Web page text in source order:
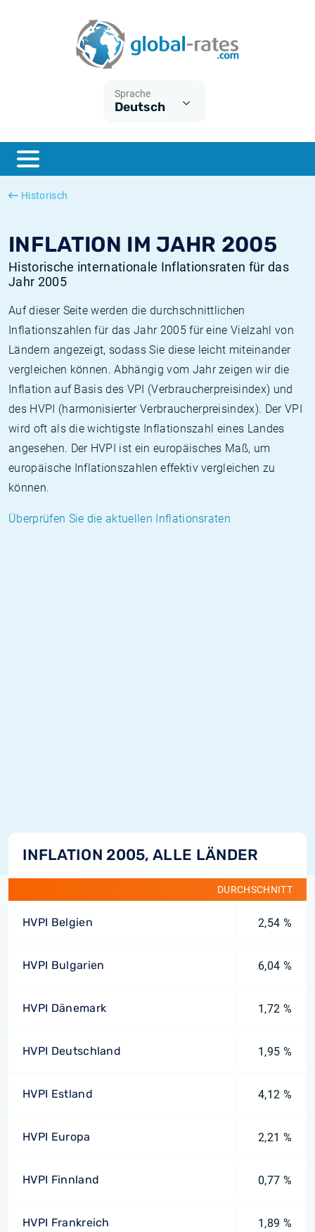
Sprache
Deutsch
Historisch
INFLATION IM JAHR 2005
Historische internationale Inflationsraten für das
Jahr 2005
Auf dieser Seite werden die durchschnittlichen
Inflationszahlen für das Jahr 2005 für eine Vielzahl von
Ländern angezeigt, sodass Sie diese leicht miteinander
vergleichen können. Abhängig vom Jahr zeigen wir die
Inflation auf Basis des VPI (Verbraucherpreisindex) und
des HVPI (harmonisierter Verbraucherpreisindex). Der VPI
wird oft als die wichtigste Inflationszahl eines Landes
angesehen. Der HVPI ist ein europäisches Maß, um
europäische Inflationszahlen effektiv vergleichen zu
können.
Überprüfen Sie die aktuellen Inflationsraten
INFLATION 2005, ALLE LÄNDER
DURCHSCHNITT
HVPI Belgien 2,54 %
HVPI Bulgarien 6,04 %
HVPI Dänemark 1,72 %
HVPI Deutschland 1,95 %
HVPI Estland 4,12 %
HVPI Europa 2,21 %
HVPI Finnland 0,77 %
HVPI Frankreich 1,89 %
ESTER
SONIA
Was ist die VPI-Inflation?
Was ist die HVPI-Inflation?
Deutsche inflation
Europäische inflation
Historische Euribor-Sätze
Historische ESTER-Sätze
Historische SOFR-Sätze
Historische SONIA-Sätze
Inflationsrechner